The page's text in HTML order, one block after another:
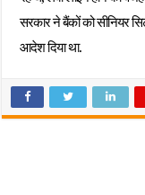
सरकार ने बैंकों को सीनियर
आदेश दिया था.